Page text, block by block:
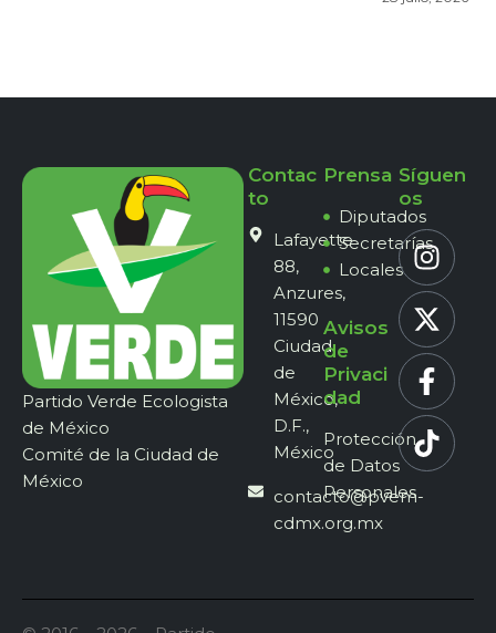
Partido Verde Ecologista
de México
Comité de la Ciudad de
México
Contac
to
Lafayette
88,
Anzures,
11590
Ciudad
de
México,
D.F.,
México
contacto@pvem-
cdmx.org.mx
Prensa
Diputados
Secretarías
Locales
Avisos
de
Privaci
dad
Protección
de Datos
Personales
Síguen
os